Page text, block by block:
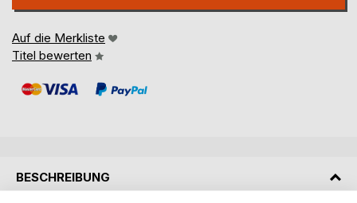
Auf die Merkliste
Titel bewerten
BESCHREIBUNG